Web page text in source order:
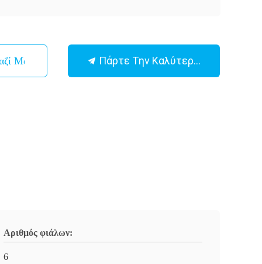
Μας Πάρτε Την Καλύτερη Τιμή
Αριθμός φιάλων:
6